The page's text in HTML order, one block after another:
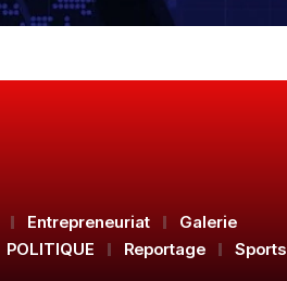
Entrepreneuriat
Galerie
POLITIQUE Reportage
Sports